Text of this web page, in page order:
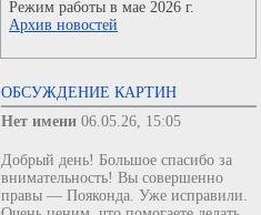
Режим работы в мае 2026 г.
Архив новостей
ОБСУЖДЕНИЕ КАРТИН
Нет имени 06.05.26, 15:05
Добрый день! Большое спасибо за
внимательность! Вы совершенно
правы — Пояконда. Уже исправили.